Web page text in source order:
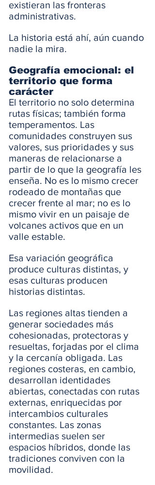
existieran las fronteras
administrativas.
La historia está ahí, aún cuando
nadie la mira.
Geografía emocional: el
territorio que forma
carácter
El territorio no solo determina
rutas físicas; también forma
temperamentos. Las
comunidades construyen sus
valores, sus prioridades y sus
maneras de relacionarse a
partir de lo que la geografía les
enseña. No es lo mismo crecer
rodeado de montañas que
crecer frente al mar; no es lo
mismo vivir en un paisaje de
volcanes activos que en un
valle estable.
Esa variación geográfica
produce culturas distintas, y
esas culturas producen
historias distintas.
Las regiones altas tienden a
generar sociedades más
cohesionadas, protectoras y
resueltas, forjadas por el clima
y la cercanía obligada. Las
regiones costeras, en cambio,
desarrollan identidades
abiertas, conectadas con rutas
externas, enriquecidas por
intercambios culturales
constantes. Las zonas
intermedias suelen ser
espacios híbridos, donde las
tradiciones conviven con la
movilidad.